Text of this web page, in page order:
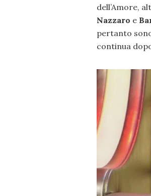
dell’Amore,
Nazzaro e
pertanto
continua